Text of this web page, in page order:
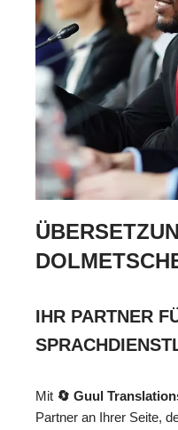
IHR PARTNER
Mit 🔄 Guul
Partner an Ihrer Seite,